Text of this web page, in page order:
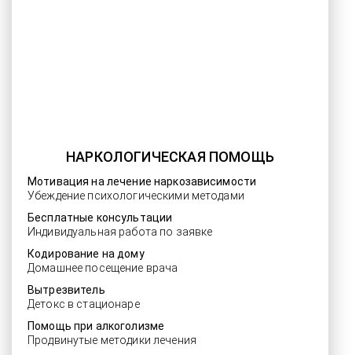
НАРКОЛОГИЧЕСКАЯ ПОМОЩЬ
Мотивация на лечение наркозависимости
Убеждение психологическими методами
Бесплатные консультации
Индивидуальная работа по заявке
Кодирование на дому
Домашнее посещение врача
Вытрезвитель
Детокс в стационаре
Помощь при алкоголизме
Продвинутые методики лечения